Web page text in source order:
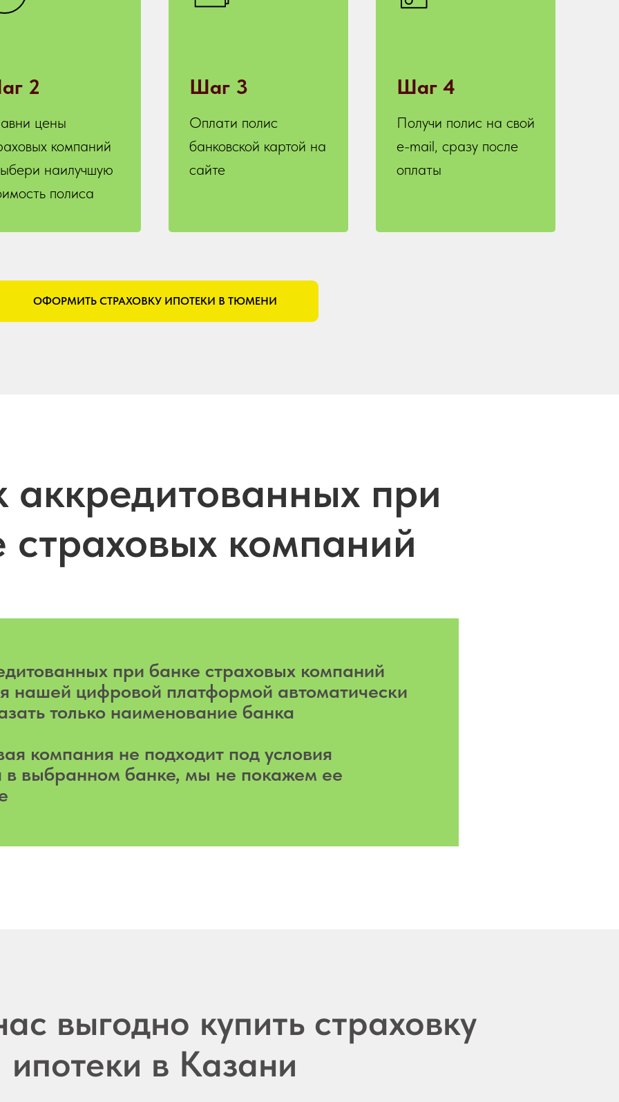
2
цены
компаний
наилучшую
полиса
Шаг 3
Оплати полис
банковской картой на
сайте
Шаг 4
Получи полис на свой
e-mail, сразу после
оплаты
ОФОРМИТЬ СТРАХОВКУ ИПОТЕКИ В ТЮМЕНИ
аккредитованных при
страховых компаний
при банке страховых компаний
нашей цифровой платформой автоматически
только наименование банка
компания не подходит под условия
в выбранном банке, мы не покажем ее
выгодно купить страховку
ипотеки в Казани